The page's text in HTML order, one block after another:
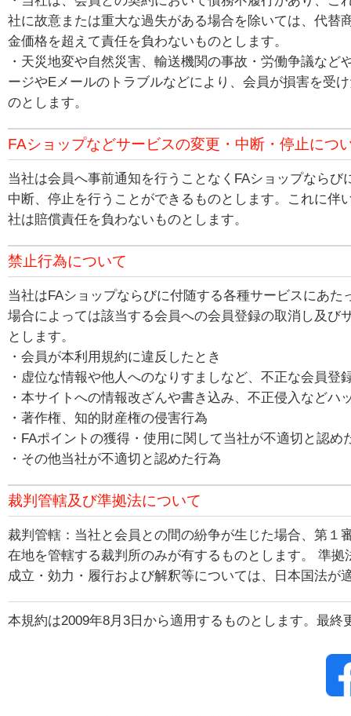
社に故意または重大な過失がある場合を除いては、代替
金価格を超えて責任を負わないものとします。
・天災地変や自然災害、輸送機関の事故・労働争議など
ージやEメールのトラブルなどにより、会員が損害を受
のとします。
FAショップなどサービスの変更・中断・停止につ
当社は会員へ事前通知を行うことなくFAショップなら
中断、停止を行うことができるものとします。これに伴
社は賠償責任を負わないものとします。
禁止行為について
当社はFAショップならびに付随する各種サービスにあ
場合によっては該当する会員への会員登録の取消し及び
とします。
・会員が本利用規約に違反したとき
・虚位な情報や他人へのなりすましなど、不正な会員登
・本サイトへの情報改ざんや書き込み、不正侵入などハ
・著作権、知的財産権の侵害行為
・FAポイントの獲得・使用に関して当社が不適切と認め
・その他当社が不適切と認めた行為
裁判管轄及び準拠法について
裁判管轄：当社と会員との間の紛争が生じた場合、第１
在地を管轄する裁判所のみが有するものとします。 準
成立・効力・履行および解釈等については、日本国法が
本規約は2009年8月3日から適用するものとします。最終